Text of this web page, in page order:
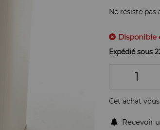
Ne résiste pas
Disponible
Expédié sous
Cet achat
Recevoir